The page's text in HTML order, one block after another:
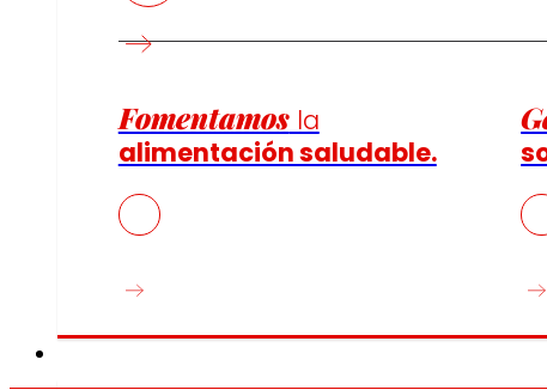
Fomentamosla
alimentación saludable.